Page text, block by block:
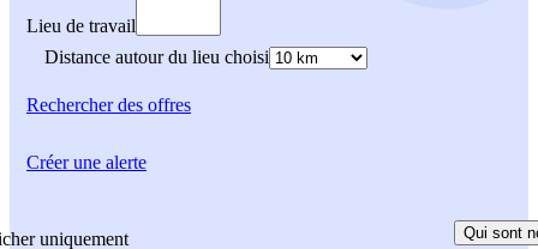
Lieu de travail
Distance autour du lieu choisi
Rechercherdes offres
uniquement
Qui sont
Créer une alerte